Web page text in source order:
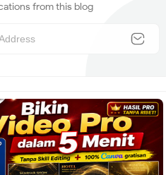
from this blog